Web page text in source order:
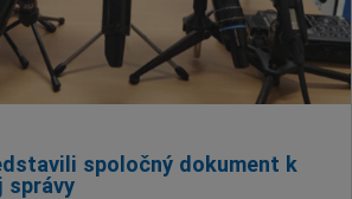
spoločný dokument k
správy